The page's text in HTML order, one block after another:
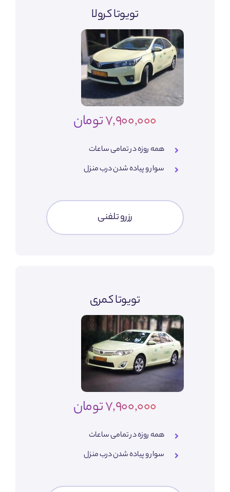
تویوتا کرولا
7,900,000 تومان
همه روزه در تمامی ساعات
سوار و پیاده شدن درب منزل
رزرو تلفنی
تویوتا کمری
7,900,000 تومان
همه روزه در تمامی ساعات
سوار و پیاده شدن درب منزل